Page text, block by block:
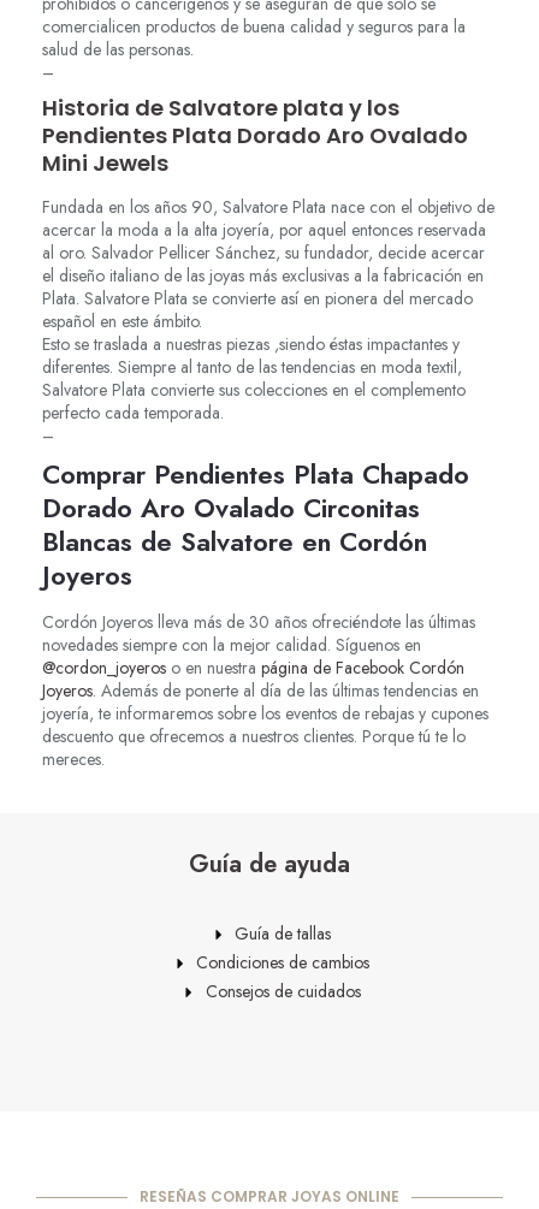
comercialicen productos de buena calidad y seguros para la
salud de las personas.
–
Historia de Salvatore plata y los
Pendientes Plata Dorado Aro Ovalado
Mini Jewels
Fundada en los años 90, Salvatore Plata nace con el objetivo de
acercar la moda a la alta joyería, por aquel entonces reservada
al oro. Salvador Pellicer Sánchez, su fundador, decide acercar
el diseño italiano de las joyas más exclusivas a la fabricación en
Plata. Salvatore Plata se convierte así en pionera del mercado
español en este ámbito.
Esto se traslada a nuestras piezas ,siendo éstas impactantes y
diferentes. Siempre al tanto de las tendencias en moda textil,
Salvatore Plata convierte sus colecciones en el complemento
perfecto cada temporada.
–
Comprar Pendientes Plata Chapado
Dorado Aro Ovalado Circonitas
Blancas de Salvatore en Cordón
Joyeros
Cordón Joyeros lleva más de 30 años ofreciéndote las últimas
novedades siempre con la mejor calidad. Síguenos en
@cordon_joyeros o en nuestra página de Facebook Cordón
Joyeros. Además de ponerte al día de las últimas tendencias en
joyería, te informaremos sobre los eventos de rebajas y cupones
descuento que ofrecemos a nuestros clientes. Porque tú te lo
mereces.
Guía de ayuda
Guía de tallas
Condiciones de cambios
Consejos de cuidados
RESEÑAS COMPRAR JOYAS ONLINE